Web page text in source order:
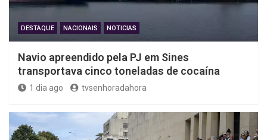
DESTAQUE NACIONAIS NOTICIAS
Navio apreendido pela PJ em Sines
transportava cinco toneladas de cocaína
1 dia ago tvsenhoradahora